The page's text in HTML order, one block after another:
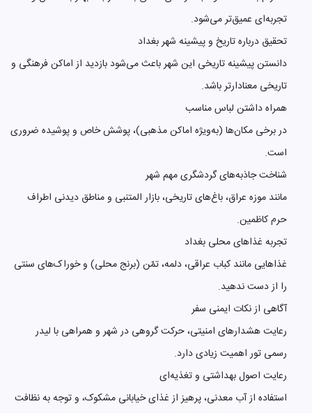
تجربه‌ای عمیق‌تر می‌شود.
تحقیق درباره تاریخ و پیشینه شهر بغداد
دانستن پیشینه تاریخی این شهر باعث می‌شود بازدید از اماکن فرهنگی و
تاریخی معنادارتر باشد.
همراه داشتن لباس مناسب
در برخی مکان‌ها (به‌ویژه اماکن مذهبی)، پوشش خاص و پوشیده ضروری
است.
شناخت جاذبه‌های گردشگری مهم شهر
مانند موزه عراق، باغ‌های تاریخی، بازار المتنبی و مناطق دیدنی اطراف
حرم کاظمین.
تجربه غذاهای محلی بغداد
غذاهایی مانند کباب عراقی، دلمه، تمّن (برنج محلی) و خوراک‌های سنتی
را از دست ندهید.
آگاهی از نکات ایمنی سفر
رعایت هشدارهای امنیتی، حرکت گروهی در شهر و همراهی با لیدر
رسمی تور اهمیت زیادی دارد.
رعایت اصول بهداشتی و تغذیه‌ای
استفاده از آب معدنی، پرهیز از غذای خیابانی مشکوک، و توجه به نظافت